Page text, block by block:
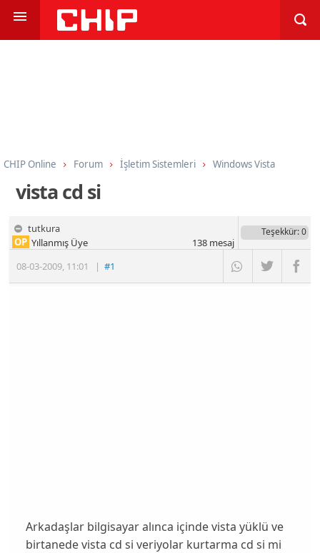
CHIP Online Forum İşletim Sistemleri Windows Vista
vista cd si
tutkura
08-03-2009, 11:01 |#1
OP Yıllanmış Üye
Teşekkür: 0
138mesaj
Arkadaşlar bilgisayar alınca içinde vista yüklü ve
birtanede vista cd si veriyolar kurtarma cd si mi